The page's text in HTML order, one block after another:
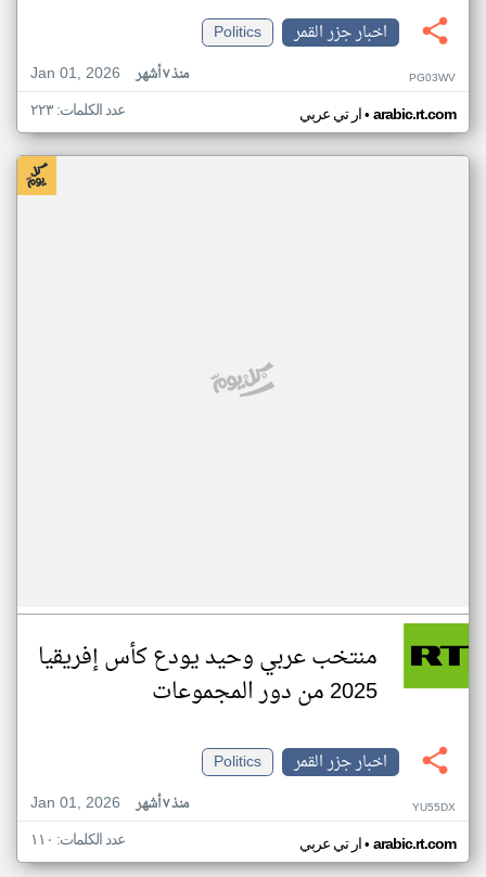
اخبار جزر القمر
Politics
Jan 01, 2026
منذ ٧ أشهر PG03WV
ار تي عربي• arabic.rt.com عدد الكلمات: ٢٢٣
منتخب عربي وحيد يودع كأس إفريقيا
2025 من دور المجموعات
اخبار جزر القمر
Politics
Jan 01, 2026
منذ ٧ أشهر YU55DX
ار تي عربي• arabic.rt.com عدد الكلمات: ١١٠